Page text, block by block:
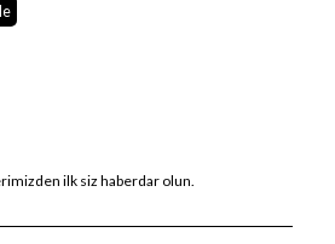
ilk siz haberdar olun.